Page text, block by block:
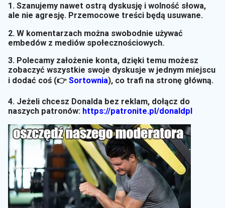
1. Szanujemy nawet ostrą dyskusję i wolność słowa,
ale nie agresję. Przemocowe treści będą usuwane.
2. W komentarzach można swobodnie używać
embedów z mediów społecznościowych.
3. Polecamy założenie konta, dzięki temu możesz
zobaczyć wszystkie swoje dyskusje w jednym miejscu
i dodać coś (👉 Sortownia), co trafi na stronę główną.
4. Jeżeli chcesz Donalda bez reklam, dołącz do
naszych patronów: https://patronite.pl/donaldpl